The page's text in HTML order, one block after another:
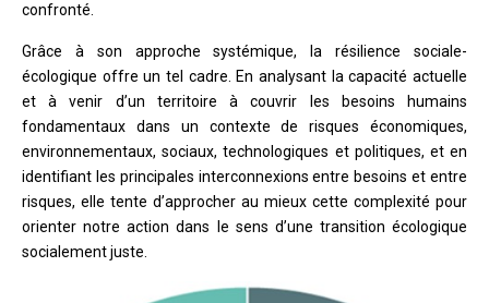
confronté.
Grâce à son approche systémique, la résilience sociale-
écologique offre un tel cadre. En analysant la capacité actuelle
et à venir d’un territoire à couvrir les besoins humains
fondamentaux dans un contexte de risques économiques,
environnementaux, sociaux, technologiques et politiques, et en
identifiant les principales interconnexions entre besoins et entre
risques, elle tente d’approcher au mieux cette complexité pour
orienter notre action dans le sens d’une transition écologique
socialement juste.